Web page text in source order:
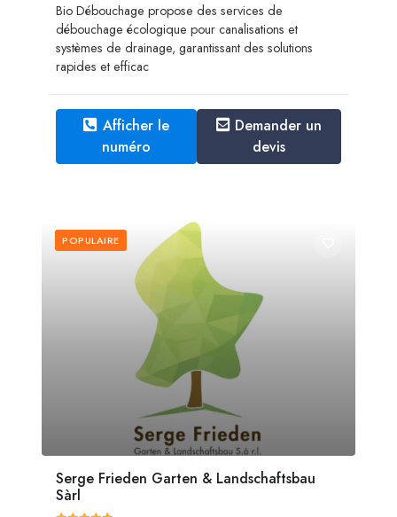
Bio Débouchage propose des services de
débouchage écologique pour canalisations et
systèmes de drainage, garantissant des solutions
rapides et efficac
Afficher le
numéro
Demander un
devis
POPULAIRE
Serge Frieden Garten & Landschaftsbau
Sàrl